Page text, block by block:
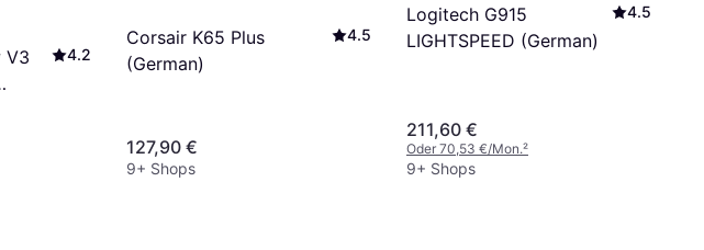
V3
4.2
Corsair K65 Plus
(German)
4.5
127,90 €
9+ Shops
Logitech G915
LIGHTSPEED (German)
4.5
211,60 €
Oder 70,53 €/Mon.²
9+ Shops